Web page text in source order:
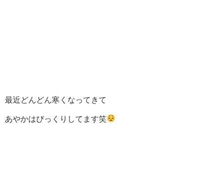
最近どんどん寒くなってきて
あやかはびっくりしてます笑